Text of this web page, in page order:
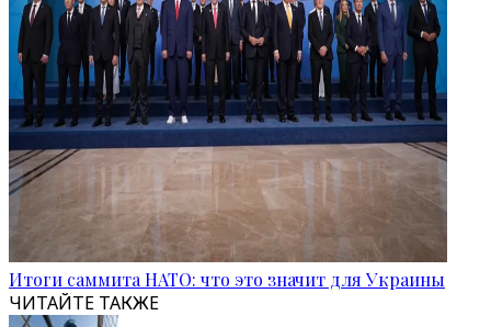
Итоги саммита НАТО: что это значит для Украины
ЧИТАЙТЕ ТАКЖЕ